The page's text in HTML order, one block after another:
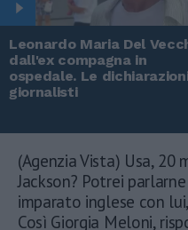
Leonardo Maria Del
dall'ex compagna in
ospedale. Le
giornalisti
(Agenzia Vista) Usa, 20
Jackson? Potrei
imparato inglese con
Così Giorgia Meloni,